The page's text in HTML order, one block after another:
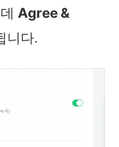
Agree &
니다.